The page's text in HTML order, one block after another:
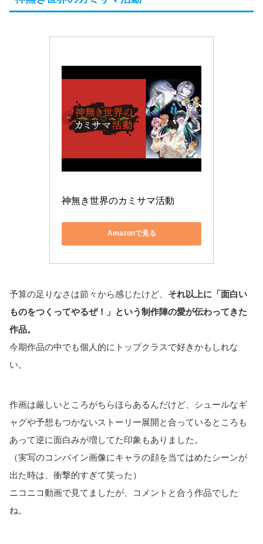
神無き世界のカミサマ活動
Amazonで見る
予算の足りなさは節々から感じたけど、 それ以上に「面白い
ものをつくってやるぜ！」という制作陣の愛が伝わってきた
作品。
今期作品の中でも個人的にトップクラスで好きかもしれな
い。
作画は厳しいところがちらほらあるんだけど、シュールなギ
ャグや予想もつかないストーリー展開と合っているところも
あって逆に面白みが増してた印象もありました。
（実写のコンバイン画像にキャラの顔を当てはめたシーンが
出た時は、衝撃的すぎて笑った）
ニコニコ動画で見てましたが、コメントと合う作品でした
ね。